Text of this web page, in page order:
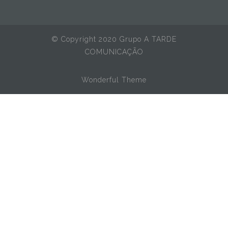
© Copyright 2020 Grupo A TARDE
COMUNICAÇÃO
Wonderful Theme